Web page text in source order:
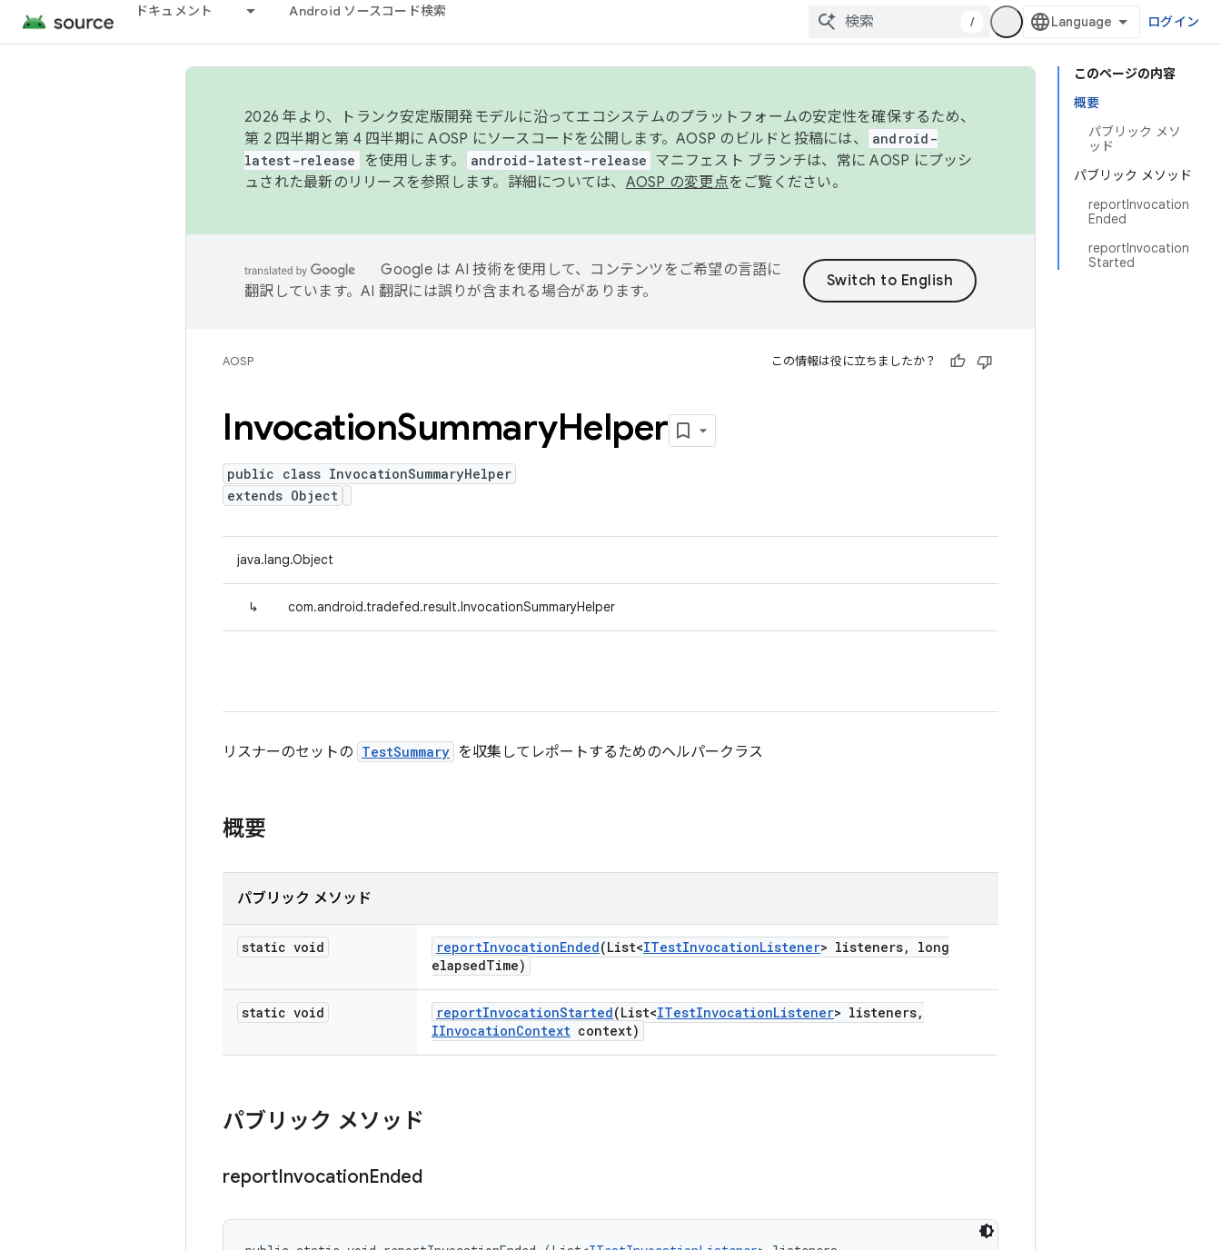
ドキュメント Android ソースコード検索
/ ログイン
このページの内容
概要
パブリック メソ
ッド
パブリック メソッド
reportInvocation
Ended
reportInvocation
Started
2026 年より、トランク安定版開発モデルに沿ってエコシステムのプラットフォームの安定性を確保するため、
第 2 四半期と第 4 四半期に AOSP にソースコードを公開します。AOSP のビルドと投稿には、
android-
latest-release
を使用します。 android-latest-release マニフェスト ブランチは、常に AOSP にプッシ
ュされた最新のリリースを参照します。詳細については、 AOSP の変更点をご覧ください。
Google は AI 技術を使用して、コンテンツをご希望の言語に
翻訳しています。AI 翻訳には誤りが含まれる場合があります。
AOSP この情報は役に立ちましたか？
InvocationSummaryHelper
public class InvocationSummaryHelper
extends Object
java.lang.Object
↳ com.android.tradefed.result.InvocationSummaryHelper
リスナーのセットの TestSummary を収集してレポートするためのヘルパークラス
概要
パブリック メソッド
static void reportInvocationEnded(List<ITestInvocationListener> listeners,
long
elapsedTime)
static void reportInvocationStarted(List<ITestInvocationListener> listeners,
IInvocationContext context)
パブリック メソッド
reportInvocationEnded